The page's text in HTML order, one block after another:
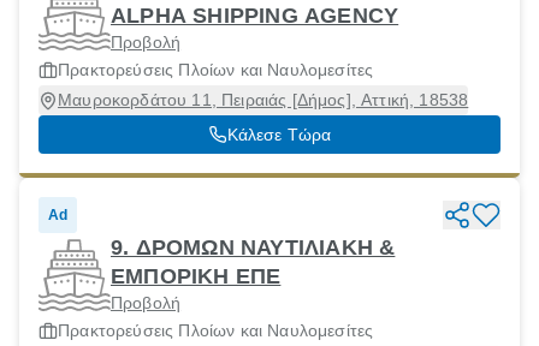
ALPHA SHIPPING AGENCY
Προβολή
Πρακτορεύσεις Πλοίων και Ναυλομεσίτες
Μαυροκορδάτου 11, Πειραιάς [Δήμος], Αττική, 18538
Κάλεσε Τώρα
Ad
9. ΔΡΟΜΩΝ ΝΑΥΤΙΛΙΑΚΗ &
ΕΜΠΟΡΙΚΗ ΕΠΕ
Προβολή
Πρακτορεύσεις Πλοίων και Ναυλομεσίτες